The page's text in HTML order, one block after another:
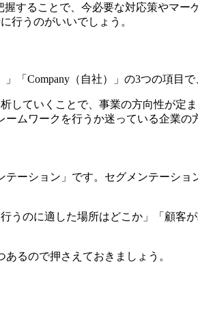
することで、今必要な対応策やマ
行うのがいいでしょう。
」「Company（自社）」の3つの項
していくことで、事業の方向性が
ムワークを行うか迷っている企業の
ーション」です。セグメンテーシ
うのに適した場所はどこか」「顧
るので押さえておきましょう。